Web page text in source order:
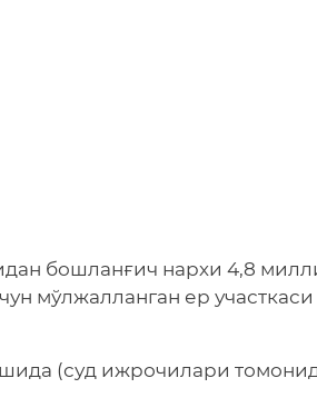
бошланғич нархи 4,8
мўлжалланган ер участкаси
(суд ижрочилари